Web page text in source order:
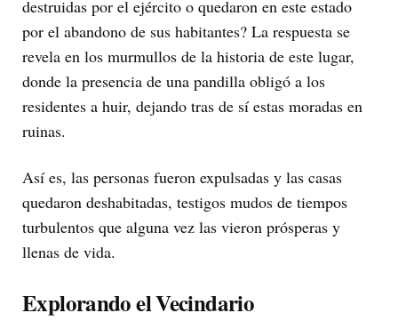
destruidas por el ejército o quedaron en este estado
por el abandono de sus habitantes? La respuesta se
revela en los murmullos de la historia de este lugar,
donde la presencia de una pandilla obligó a los
residentes a huir, dejando tras de sí estas moradas en
ruinas.
Así es, las personas fueron expulsadas y las casas
quedaron deshabitadas, testigos mudos de tiempos
turbulentos que alguna vez las vieron prósperas y
llenas de vida.
Explorando el Vecindario